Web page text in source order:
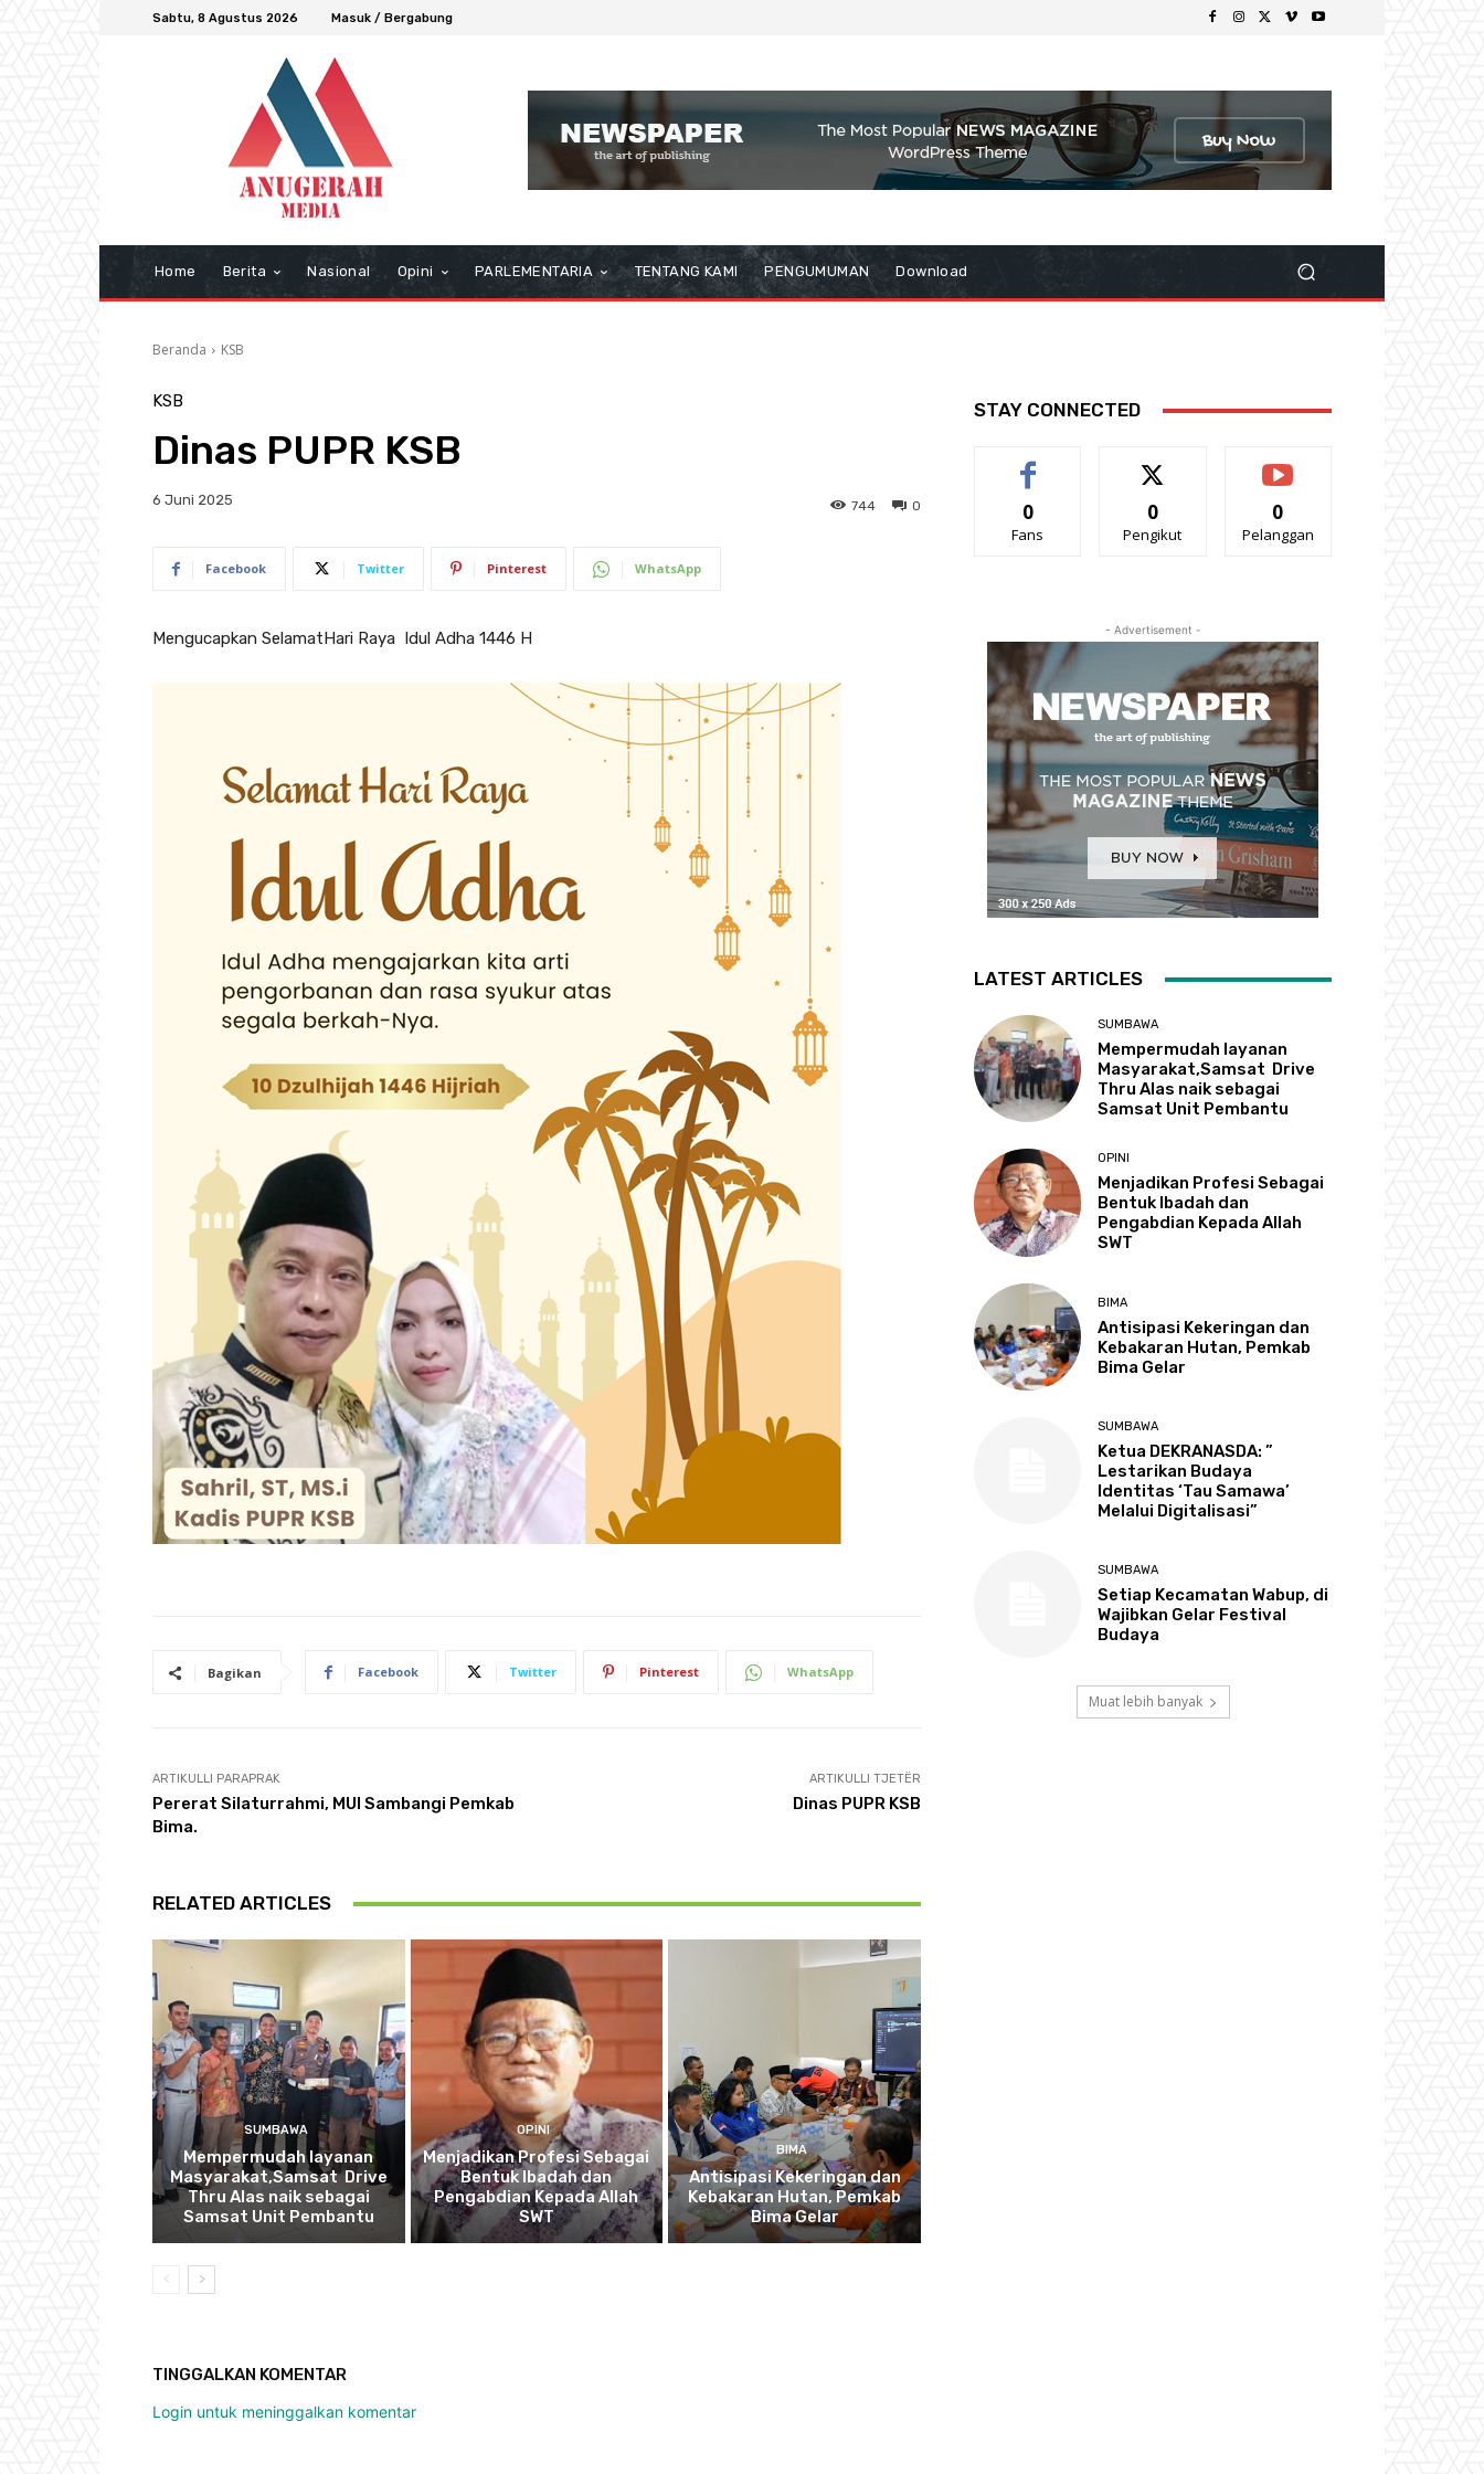
Sabtu, 8 Agustus 2026 Masuk / Bergabung
Home Berita Nasional Opini PARLEMENTARIA TENTANG KAMI PENGUMUMAN Download
Beranda KSB
KSB
Dinas PUPR KSB
6 Juni 2025 0
744
Facebook Twitter Pinterest WhatsApp
Mengucapkan SelamatHari Raya Idul Adha 1446 H
Bagikan Facebook Twitter Pinterest WhatsApp
ARTIKULLI PARAPRAK
Pererat Silaturrahmi, MUI Sambangi Pemkab
Bima.
ARTIKULLI TJETËR
Dinas PUPR KSB
RELATED ARTICLES
SUMBAWA
Mempermudah layanan
Masyarakat,Samsat Drive
Thru Alas naik sebagai
Samsat Unit Pembantu
OPINI
Menjadikan Profesi Sebagai
Bentuk Ibadah dan
Pengabdian Kepada Allah
SWT
BIMA
Antisipasi Kekeringan dan
Kebakaran Hutan, Pemkab
Bima Gelar
TINGGALKAN KOMENTAR
Login untuk meninggalkan komentar
STAY CONNECTED
0
Fans
0
Pengikut
0
Pelanggan
- Advertisement -
LATEST ARTICLES
SUMBAWA
Mempermudah layanan
Masyarakat,Samsat Drive
Thru Alas naik sebagai
Samsat Unit Pembantu
OPINI
Menjadikan Profesi Sebagai
Bentuk Ibadah dan
Pengabdian Kepada Allah
SWT
BIMA
Antisipasi Kekeringan dan
Kebakaran Hutan, Pemkab
Bima Gelar
SUMBAWA
Ketua DEKRANASDA: ”
Lestarikan Budaya
Identitas ‘Tau Samawa’
Melalui Digitalisasi”
SUMBAWA
Setiap Kecamatan Wabup, di
Wajibkan Gelar Festival
Budaya
Muat lebih banyak